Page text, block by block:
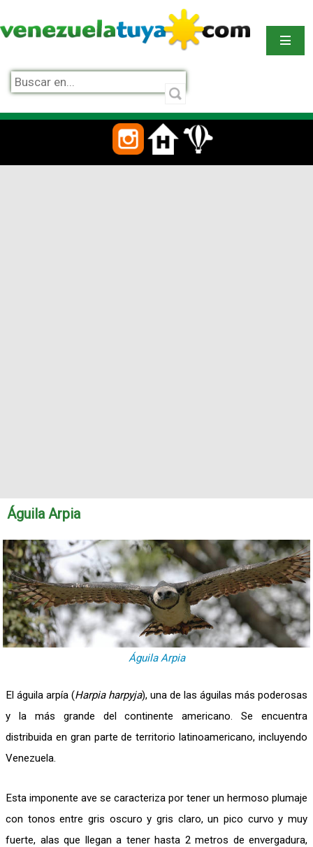
Águila Arpia
Águila Arpia
El águila arpía (Harpia harpyja), una de las águilas más poderosas
y la más grande del continente americano. Se encuentra
distribuida en gran parte de territorio latinoamericano, incluyendo
Venezuela.
Esta imponente ave se caracteriza por tener un hermoso plumaje
con tonos entre gris oscuro y gris claro, un pico curvo y muy
fuerte, alas que llegan a tener hasta 2 metros de envergadura,